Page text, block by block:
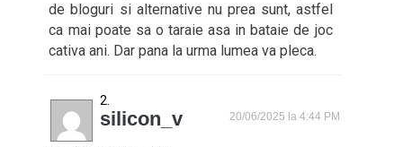
de bloguri si alternative nu prea sunt, astfel
ca mai poate sa o taraie asa in bataie de joc
cativa ani. Dar pana la urma lumea va pleca.
silicon_v 20/06/2025 la 4:44 PM